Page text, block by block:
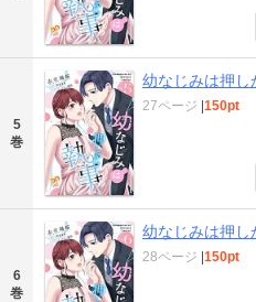
5
巻
幼なじみは押し
27ページ |150pt
6
巻
幼なじみは押し
28ページ |150pt